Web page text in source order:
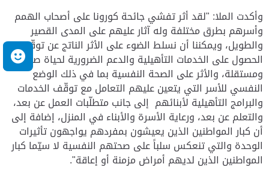
وأكدت الملا: "لقد أثر تفشي جائحة كورونا على أصحاب الهمم
وأسرهم بطرق مختلفة وله آثار عليهم على المدى القصير
والطويل، ويمكننا أن نسلط الضوء على الأثر الناتج عن توقّف
الحصول على الخدمات التأهيلية والدعم الضرورية لحياة صحية
ومستقلة، والأثر على الصحة النفسية بما في ذلك الوضع
النفسي للأسر التي يتعين عليهم التعامل مع توقّف الخدمات
والبرامج التأهيلية لأبنائهم إلى جانب متطلّبات العمل عن بعد،
والتعلم عن بعد، ورعاية الأسرة والأبناء في المنزل، إضافة إلى
أن كبار المواطنين الذين يعيشون بمفردهم يواجهون تأثيرات
الوحدة والتي تنعكس سلباً على صحتهم النفسية لا سيّما كبار
المواطنين الذين لديهم أمراض مزمنة أو إعاقة".